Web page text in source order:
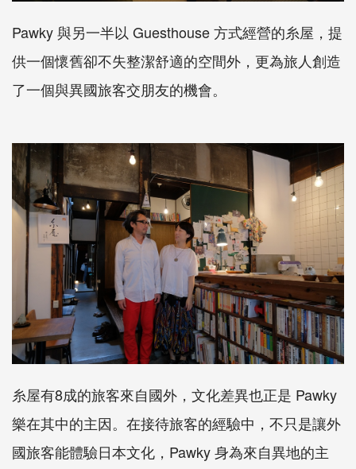
Pawky與另一半以 Guesthouse方式經營的糸屋，提
供一個懷舊卻不失整潔舒適的空間外，更為旅人創造
了一個與異國旅客交朋友的機會。
糸屋有8成的旅客來自國外，文化差異也正是 Pawky
樂在其中的主因。在接待旅客的經驗中，不只是讓外
國旅客能體驗日本文化，Pawky 身為來自異地的主